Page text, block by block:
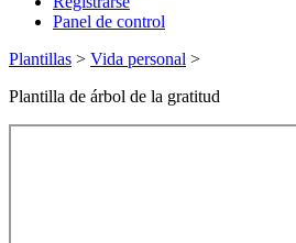
Panel de control
Plantillas > Vida personal >
Plantilla de árbol de la gratitud